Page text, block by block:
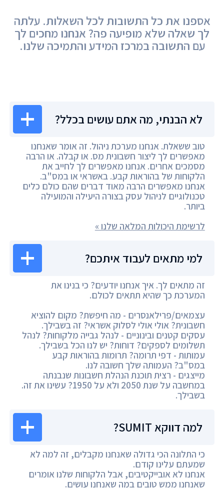
לא הבנתי, מה אתם עושים בכלל?
טוב ששאלת. אנחנו מערכת ניהול. זה אומר שאנחנו
מאפשרים לך ליצור חשבונית מס. או קבלה. או הרבה
מסמכים אחרים. אנחנו מאפשרים לך לחייב את
הלקוחות של בהוראות קבע. באשראי או במס"ב.
אנחנו מאפשרים הרבה מאוד דברים שהם כולם כלים
טכנולוגיים לניהול עסק בצורה היעילה והמועילה
ביותר.
לרשימת היכולות המלאה שלנו »
למי מתאים לעבוד איתכם?
זה מתאים לך. איך אנחנו יודעים? כי בנינו את
המערכת כך שהיא תתאים לכולם.
עצמאים/פרילאנסרים - מה חיפשת? מקום להוציא
חשבונית? אולי אולי לסלוק אשראי? זה בשבילך.
עסקים קטנים ובינוניים - לנהל גבייה מלקוחות? לנהל
תשלומים לספקים? דוחות? יש לנו הכל בשבילך.
עמותות - דפי תרומה? תרומות בהוראות קבע
במס"ב? העמותה שלך חשובה לנו.
מייצגים - רצית תוכנת הנהלת חשבונות שנבנתה
במחשבה על שנת 2050 ולא על 1950? עשינו את זה.
בשבילך.
למה דווקא SUMIT?
כי התלונה הכי גדולה שאנחנו מקבלים, זה למה לא
שמעתם עלינו קודם.
אנחנו לא אובייקטיבים, אבל הלקוחות שלנו אומרים
שאנחנו ממש טובים במה שאנחנו עושים.
אספנו את כל התשובות לכל השאלות. עלתה
לך שאלה שלא מופיעה פה? אנחנו מחכים לך
עם התשובה במרכז המידע והתמיכה שלנו.